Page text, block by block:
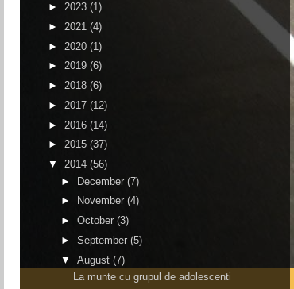
► 2023 (1)
► 2021 (4)
► 2020 (1)
► 2019 (6)
► 2018 (6)
► 2017 (12)
► 2016 (14)
► 2015 (37)
▼ 2014 (56)
► December (7)
►
November (4)
► October (3)
► September (5)
▼ August (7)
La munte cu grupul de adolescenti